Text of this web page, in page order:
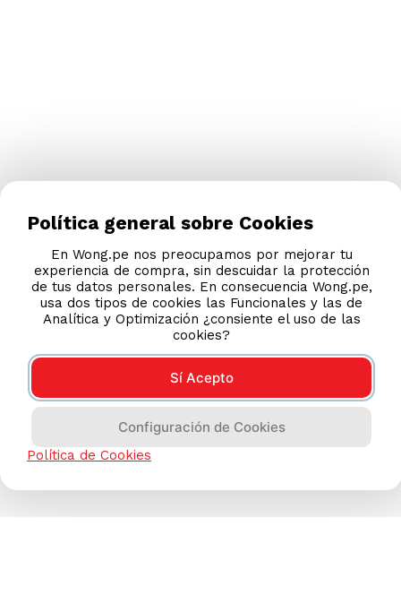
Política general sobre Cookies
En Wong.pe nos preocupamos por mejorar tu
experiencia de compra, sin descuidar la protección
de tus datos personales. En consecuencia Wong.pe,
usa dos tipos de cookies las Funcionales y las de
Analítica y Optimización ¿consiente el uso de las
cookies?
Sí Acepto
Configuración de Cookies
Política de Cookies